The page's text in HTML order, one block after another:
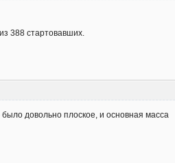
388 стартовавших.
довольно плоское, и основная масса